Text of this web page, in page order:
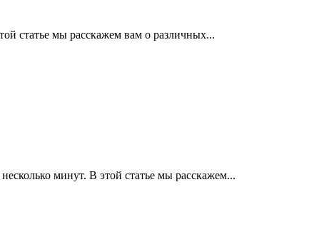
статье мы расскажем вам о различных...
минут. В этой статье мы расскажем...